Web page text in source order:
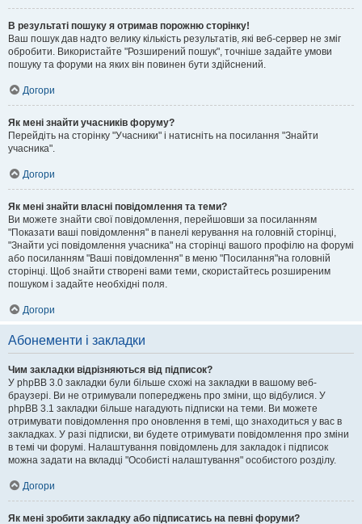
В результаті пошуку я отримав порожню сторінку!
Ваш пошук дав надто велику кількість результатів, які веб-сервер не зміг
обробити. Використайте "Розширений пошук", точніше задайте умови
пошуку та форуми на яких він повинен бути здійснений.
Догори
Як мені знайти учасників форуму?
Перейдіть на сторінку "Учасники" і натисніть на посилання "Знайти
учасника".
Догори
Як мені знайти власні повідомлення та теми?
Ви можете знайти свої повідомлення, перейшовши за посиланням
"Показати ваші повідомлення" в панелі керування на головній сторінці,
"Знайти усі повідомлення учасника" на сторінці вашого профілю на форумі
або посиланням "Ваші повідомлення" в меню "Посилання"на головній
сторінці. Щоб знайти створені вами теми, скористайтесь розширеним
пошуком і задайте необхідні поля.
Догори
Абонементи і закладки
Чим закладки відрізняються від підписок?
У phpBB 3.0 закладки були більше схожі на закладки в вашому веб-
браузері. Ви не отримували попереджень про зміни, що відбулися. У
phpBB 3.1 закладки більше нагадують підписки на теми. Ви можете
отримувати повідомлення про оновлення в темі, що знаходиться у вас в
закладках. У разі підписки, ви будете отримувати повідомлення про зміни
в темі чи форумі. Налаштування повідомлень для закладок і підписок
можна задати на вкладці "Особисті налаштування" особистого розділу.
Догори
Як мені зробити закладку або підписатись на певні форуми?